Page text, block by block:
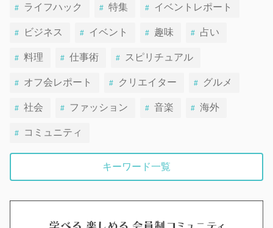
ライフハック 特集 イベントレポート
ビジネス イベント 趣味 占い
料理 仕事術 スピリチュアル
オフ会レポート クリエイター グルメ
社会 ファッション 音楽 海外
コミュニティ
キーワード一覧